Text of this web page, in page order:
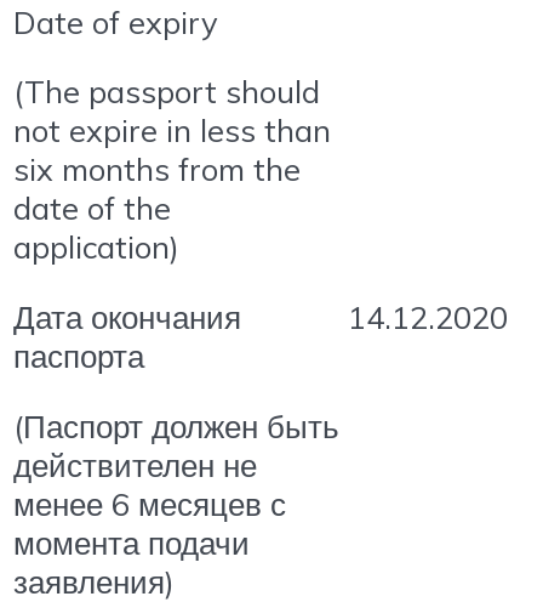
Date of expiry
(The passport should
not expire in less than
six months from the
date of the
application)
Дата окончания
паспорта
(Паспорт должен быть
действителен не
менее 6 месяцев с
момента подачи
заявления)
14.12.2020